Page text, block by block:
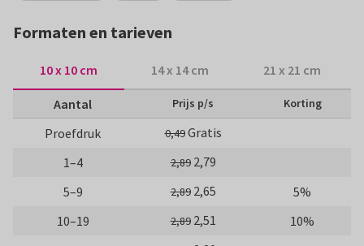
Formaten en tarieven
10 x 10 cm 14 x 14 cm 21 x 21 cm
Aantal Prijs p/s Korting
Proefdruk 0,49Gratis
1–4
2,89 2,79
5–9
2,89 2,65
5%
10–19
2,89 2,51
10%